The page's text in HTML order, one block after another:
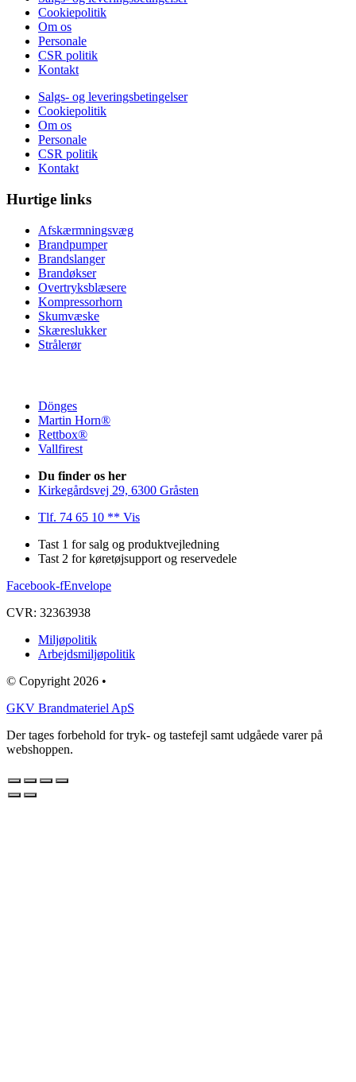
Cookiepolitik
Om os
Personale
CSR politik
Kontakt
Salgs- og leveringsbetingelser
Cookiepolitik
Om os
Personale
CSR politik
Kontakt
Hurtige links
Afskærmningsvæg
Brandpumper
Brandslanger
Brandøkser
Overtryksblæsere
Kompressorhorn
Skumvæske
Skæreslukker
Strålerør
Dönges
Martin Horn®
Rettbox®
Vallfirest
Du finder os her
Kirkegårdsvej 29, 6300 Gråsten
Tlf. 74 65 10 ** Vis
Tast 1 for salg og produktvejledning
Tast 2 for køretøjsupport og reservedele
Facebook-fEnvelope
CVR: 32363938
Miljøpolitik
Arbejdsmiljøpolitik
© Copyright 2026 •
GKV Brandmateriel ApS
Der tages forbehold for tryk- og tastefejl samt udgåede varer på
webshoppen.